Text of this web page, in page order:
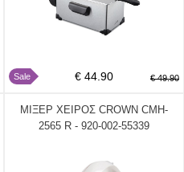
€ 44.90 € 49.90
Sale
ΜΙΞΕΡ ΧΕΙΡΟΣ CROWN CMH-
2565 R - 920-002-55339